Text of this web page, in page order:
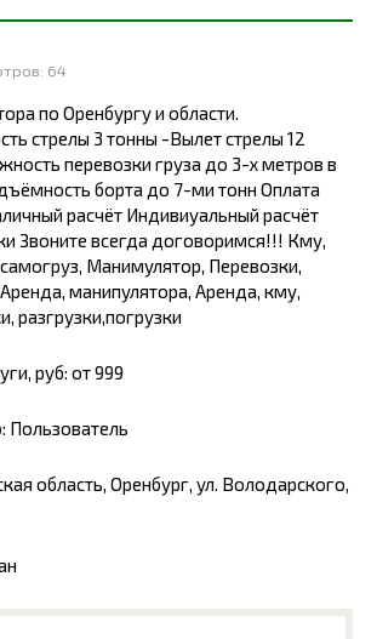
64
по Оренбургу и области.
стрелы 3 тонны -Вылет стрелы 12
перевозки груза до 3-х метров в
борта до 7-ми тонн Оплата
расчёт Индивиуальный расчёт
Звоните всегда договоримся!!! Кму,
Манимулятор, Перевозки,
манипулятора, Аренда, кму,
разгрузки,погрузки
руб: от 999
Пользователь
область, Оренбург, ул. Володарского,